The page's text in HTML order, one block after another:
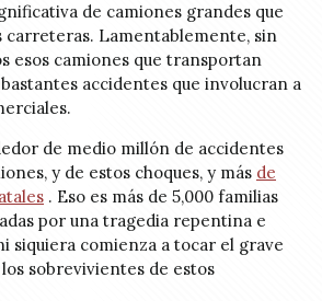
de camiones grandes que
carreteras. Lamentablemente, sin
esos camiones que transportan
accidentes que involucran a
de medio millón de accidentes
y de estos choques, y más de
. Eso es más de 5,000 familias
por una tragedia repentina e
siquiera comienza a tocar el grave
sobrevivientes de estos